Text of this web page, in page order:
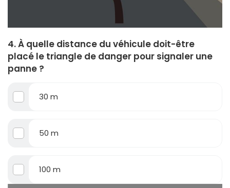
4. À quelle distance du véhicule doit-être
placé le triangle de danger pour signaler une
panne ?
30 m
50 m
100 m